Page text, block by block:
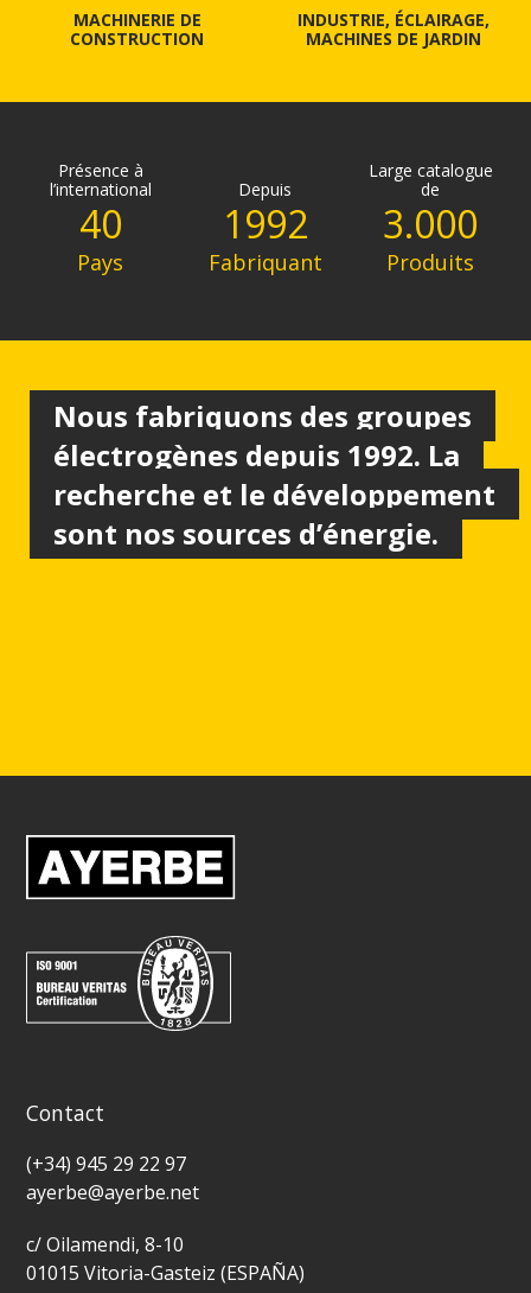
MACHINERIE DE
CONSTRUCTION
INDUSTRIE, ÉCLAIRAGE,
MACHINES DE JARDIN
Présence à
l’international
40
Pays
Depuis
1992
Fabriquant
Large catalogue
de
3.000
Produits
Nous fabriquons des groupes
électrogènes depuis 1992. La
recherche et le développement
sont nos sources d’énergie.
Contact
(+34) 945 29 22 97
ayerbe@ayerbe.net
c/ Oilamendi, 8-10
01015 Vitoria-Gasteiz (ESPAÑA)